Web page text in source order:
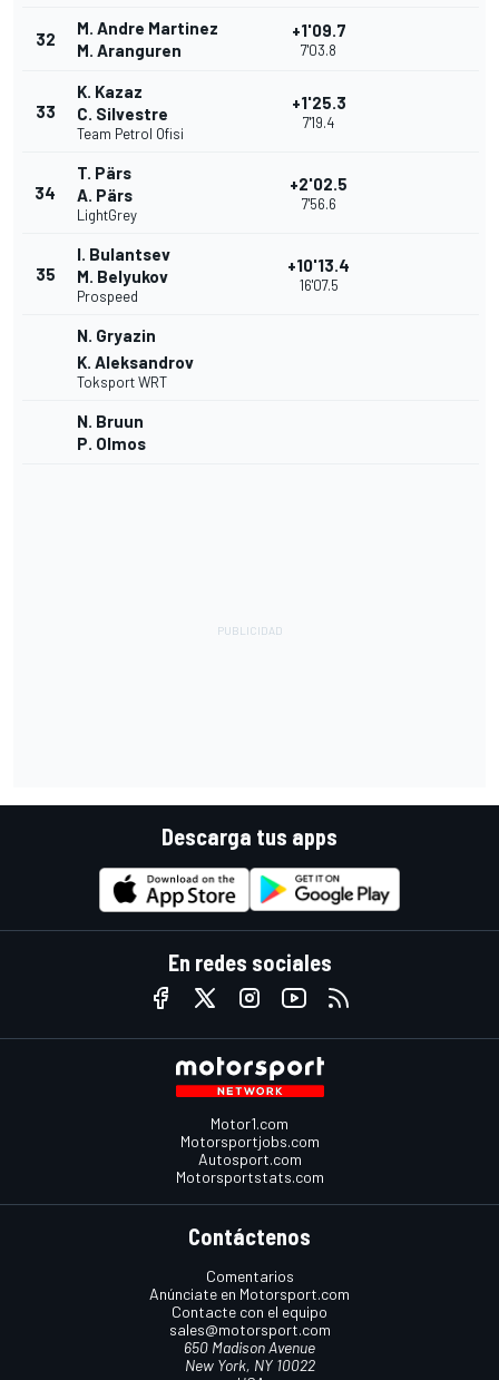
32
M. Andre Martinez
M. Aranguren
+1'09.7
7'03.8
33
K. Kazaz
C. Silvestre
Team Petrol Ofisi
+1'25.3
7'19.4
34
T. Pärs
A. Pärs
LightGrey
+2'02.5
7'56.6
35
I. Bulantsev
M. Belyukov
Prospeed
+10'13.4
16'07.5
N. Gryazin
K. Aleksandrov
Toksport WRT
N. Bruun
P. Olmos
Descarga tus apps
En redes sociales
Motor1.com
Motorsportjobs.com
Autosport.com
Motorsportstats.com
Contáctenos
Comentarios
Anúnciate en Motorsport.com
Contacte con el equipo
sales@motorsport.com
650 Madison Avenue
New York, NY 10022